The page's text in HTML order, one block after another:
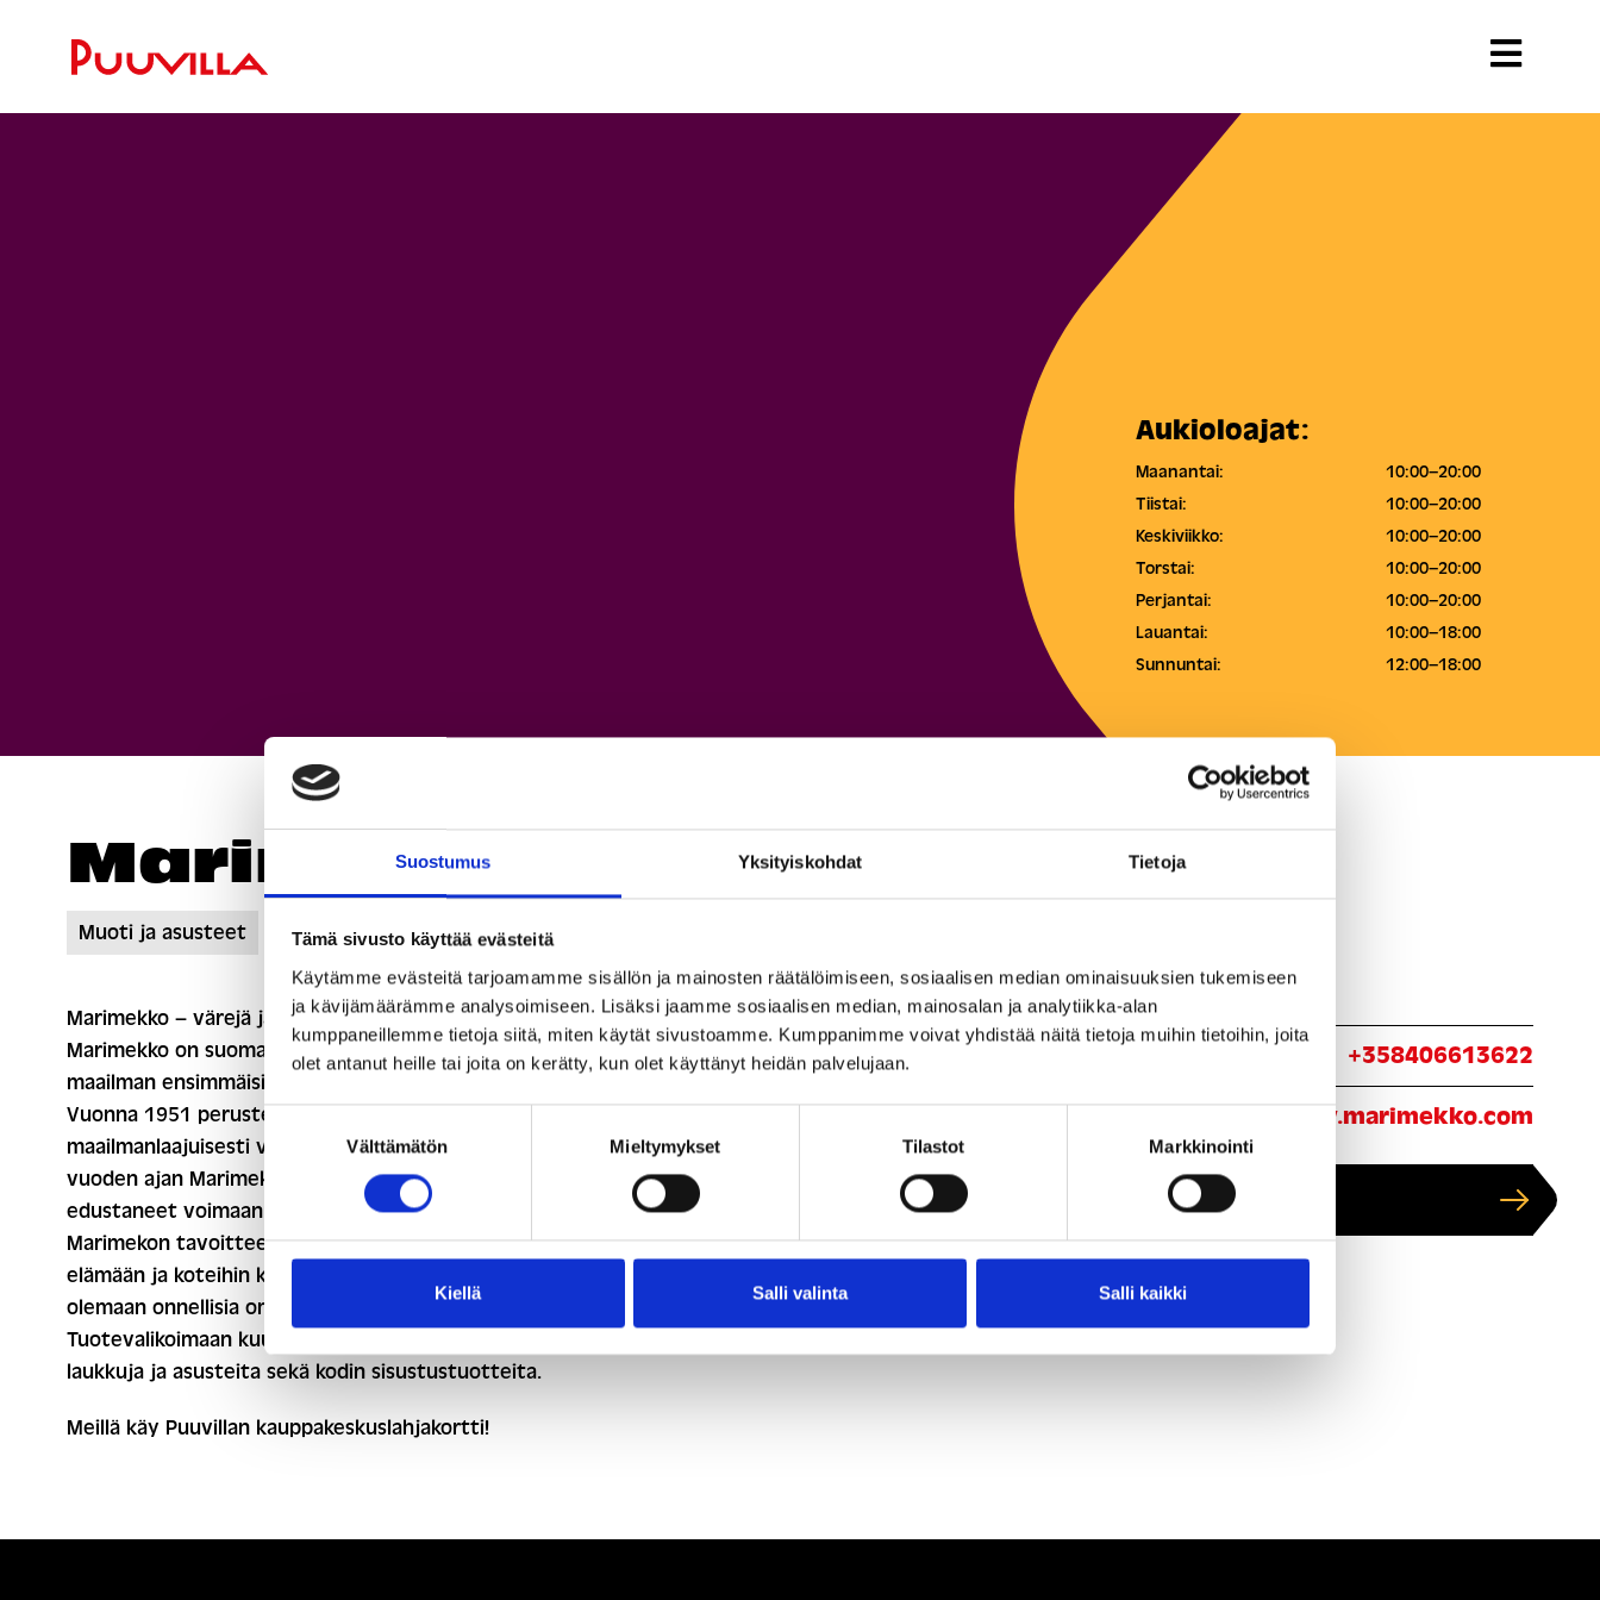
Suostumus Yksityiskohdat Tietoja
Tämä sivusto käyttää evästeitä
Käytämme evästeitä tarjoamamme sisällön ja mainosten räätälöimiseen, sosiaalisen median ominaisuuksien tukemiseen
ja kävijämäärämme analysoimiseen. Lisäksi jaamme sosiaalisen median, mainosalan ja analytiikka-alan
kumppaneillemme tietoja siitä, miten käytät sivustoamme. Kumppanimme voivat yhdistää näitä tietoja muihin tietoihin, joita
olet antanut heille tai joita on kerätty, kun olet käyttänyt heidän palvelujaan.
Suostumuksen
valinta
Välttämätön Mieltymykset Tilastot Markkinointi
Kiellä Salli valinta Salli kaikki
Aukioloajat:
Maanantai:
10:00–20:00
Tiistai:
10:00–20:00
Keskiviikko:
10:00–20:00
Torstai:
10:00–20:00
Perjantai:
10:00–20:00
Lauantai:
10:00–18:00
Sunnuntai:
12:00–18:00
Marimekko
Muoti ja asusteet
Marimekko – värejä ja kuvioita vuodesta 1951
Marimekko on suomalainen designtalo ja yksi
maailman ensimmäisistä lifestyle-designbrändeistä.
Vuonna 1951 perustettu Marimekko tunnetaan
maailmanlaajuisesti väreistään ja kuvioistaan. Jo 75
vuoden ajan Marimekon omintakeiset kuviot ovat
edustaneet voimaannuttavaa positiivisuutta.
Marimekon tavoitteena on tuoda väriä ja iloa
elämään ja koteihin kaikkialla sekä rohkaista ihmisiä
olemaan onnellisia omana itsenään.
Tuotevalikoimaan kuuluu korkealaatuisia vaatteita,
laukkuja ja asusteita sekä kodin sisustustuotteita.
Meillä käy Puuvillan kauppakeskuslahjakortti!
+358406613622
https://www.marimekko.com
Näytä kartalla